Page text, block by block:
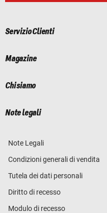
Servizio Clienti
Magazine
Chi siamo
Note legali
Note Legali
Condizioni generali di vendita
Tutela dei dati personali
Diritto di recesso
Modulo di recesso